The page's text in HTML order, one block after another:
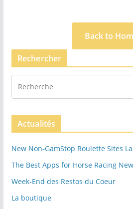
Back to
Rechercher
Actualités
New Non‑GamStop Roulette Sites
The Best Apps for Horse Racing
Week-End des Restos du Coeur
La boutique